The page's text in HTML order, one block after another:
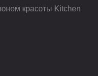
красоты Kitchen